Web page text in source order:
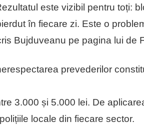
este vizibil pentru toți:
în fiecare zi. Este o
Bujduveanu pe pagina lui de
prevederilor
3.000 și 5.000 lei. De
locale din fiecare sector.